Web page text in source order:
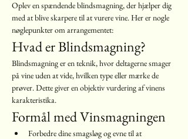
Oplev en spændende blindsmagning, der hjælper dig
med at blive skarpere til at vurere vine. Her er nogle
nøglepunkter om arrangementet:
Hvad er Blindsmagning?
Blindsmagning er en teknik, hvor deltagerne smager
på vine uden at vide, hvilken type eller mærke de
prøver. Dette giver en objektiv vurdering af vinens
karakteristika.
Formål med Vinsmagningen
Forbedre dine smagsløg og evne til at